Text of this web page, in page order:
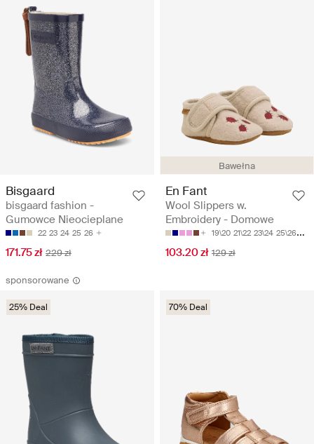
Bisgaard
bisgaard fashion -
Gumowce Nieocieplane
22 23 24 25 26
171.75 zł 229 zł
Bawełna
En Fant
Wool Slippers w.
Embroidery - Domowe
19\20 21\22 23\24 25\26
103.20 zł 129 zł
sponsorowane
25% Deal 70% Deal